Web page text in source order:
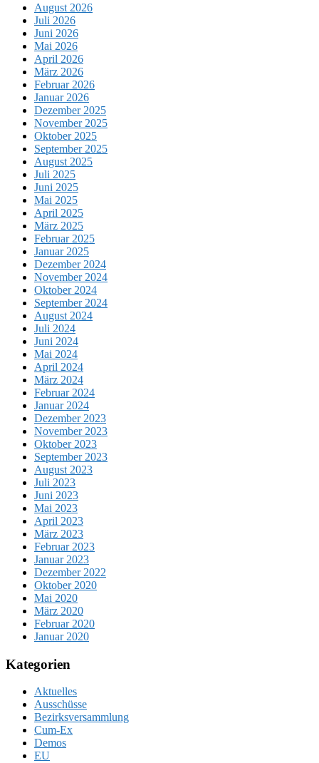
August 2026
Juli 2026
Juni 2026
Mai 2026
April 2026
März 2026
Februar 2026
Januar 2026
Dezember 2025
November 2025
Oktober 2025
September 2025
August 2025
Juli 2025
Juni 2025
Mai 2025
April 2025
März 2025
Februar 2025
Januar 2025
Dezember 2024
November 2024
Oktober 2024
September 2024
August 2024
Juli 2024
Juni 2024
Mai 2024
April 2024
März 2024
Februar 2024
Januar 2024
Dezember 2023
November 2023
Oktober 2023
September 2023
August 2023
Juli 2023
Juni 2023
Mai 2023
April 2023
März 2023
Februar 2023
Januar 2023
Dezember 2022
Oktober 2020
Mai 2020
März 2020
Februar 2020
Januar 2020
Kategorien
Aktuelles
Ausschüsse
Bezirksversammlung
Cum-Ex
Demos
EU